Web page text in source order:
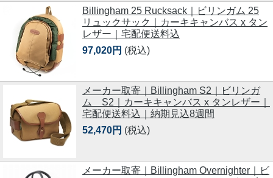
Billingham 25 Rucksack｜ビリンガム 25
リュックサック｜カーキキャンバス x タン
レザー｜宅配便送料込
97,020円 (税込)
メーカー取寄｜Billingham S2｜ビリンガ
ム S2｜カーキキャンバス x タンレザー｜
宅配便送料込｜納期見込8週間
52,470円 (税込)
メーカー取寄｜Billingham Overnighter｜ビ